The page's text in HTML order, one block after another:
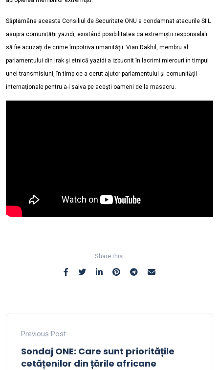
Săptămâna aceasta Consiliul de Securitate ONU a condamnat atacurile SIIL
asupra comunității yazidi, existând posibilitatea ca extremiștii responsabili
să fie acuzați de crime împotriva umanității. Vian Dakhil, membru al
parlamentului din Irak și etnică yazidi a izbucnit în lacrimi miercuri în timpul
unei transmisiuni, în timp ce a cerut ajutor parlamentului și comunității
internaționale pentru a-i salva pe acești oameni de la masacru.
Share this:
Previous Post
Sondaj ONE: Care sunt prioritățile
cetățenilor din țările africane